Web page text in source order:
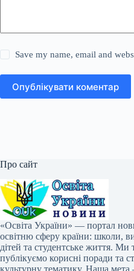
Save my name, email and
Опублікувати коментар
Про сайт
«Освіта України» — портал
освітню сферу країни: школи,
дітей та студентське життя. Ми
публікуємо корисні поради та
культурну тематику. Наша